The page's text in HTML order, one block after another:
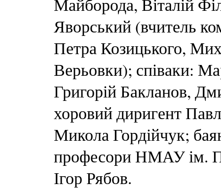
Майборода, Віталій
Яворський (вчитель
Петра Козицького,
Верьовки); співаки:
Григорій Бакланов,
хоровий диригент
Микола Гордійчук;
професори НМАУ ім.
Ігор Рябов.